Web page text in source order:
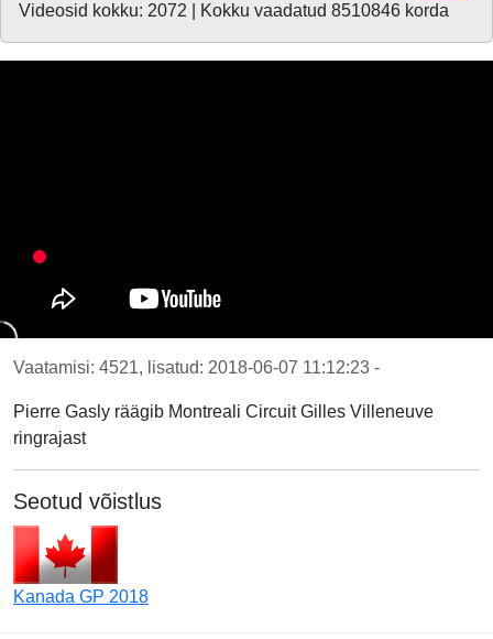
Videosid kokku: 2072 | Kokku vaadatud 8510846 korda
Vaatamisi: 4521, lisatud: 2018-06-07 11:12:23 -
Pierre Gasly räägib Montreali Circuit Gilles Villeneuve
ringrajast
Seotud võistlus
Kanada GP 2018